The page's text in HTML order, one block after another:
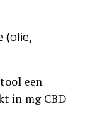
(olie,
een
in mg CBD